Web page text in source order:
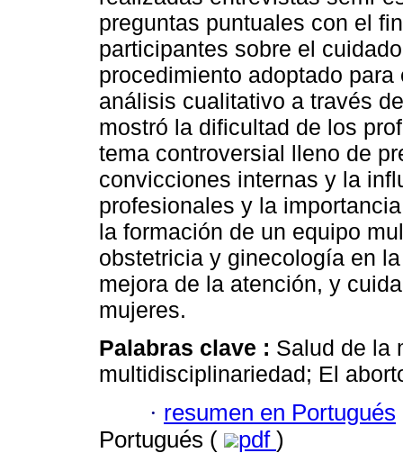
preguntas puntuales con el
participantes sobre el
procedimiento adoptado
análisis cualitativo a través
mostró la dificultad de los
tema controversial lleno de
convicciones internas y la
profesionales y la
la formación de un equipo
obstetricia y ginecología en
mejora de la atención, y
mujeres.
Palabras clave : Salud de la
multidisciplinariedad; El
· resumen en Portugués
Portugués (
pdf )